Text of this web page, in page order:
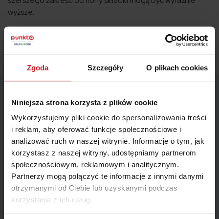
Zgoda Szczegóły O plikach cookies
Niniejsza strona korzysta z plików cookie
Wykorzystujemy pliki cookie do spersonalizowania treści
i reklam, aby oferować funkcje społecznościowe i
analizować ruch w naszej witrynie. Informacje o tym, jak
korzystasz z naszej witryny, udostępniamy partnerom
społecznościowym, reklamowym i analitycznym.
Partnerzy mogą połączyć te informacje z innymi danymi
otrzymanymi od Ciebie lub uzyskanymi podczas
korzystania z ich usług.
wyższe.
Porównaj ceny OC i AC dla swojego samochodu
Chevrolet w liczbach – statystyki i
ciekawostki
Choć Chevrolet oficjalnie ograniczył swoją obecność w
europejskich salonach ponad dekadę temu, jego globalna
potęga oraz silna pozycja na polskim rynku wtórnym
sprawiają, że marka ta wciąż dostarcza ciekawych danych.
To producent, który potrafi łączyć masową produkcję